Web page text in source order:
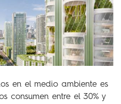
en el medio ambiente es
consumen entre el 30% y